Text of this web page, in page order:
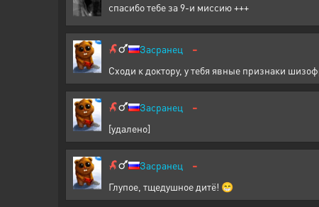
спасибо тебе за 9-и миссию +++
Засранец -
Сходи к доктору, у тебя явные признаки
Засранец -
[удалено]
Засранец -
Глупое, тщедушное дитё! 😁